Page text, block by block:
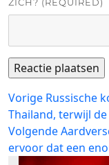
Bericht
navigatie
Vorige Vorig
bericht:
Russische
Thailand, terwijl
VolgendeVolgend
bericht:
ervoor dat een